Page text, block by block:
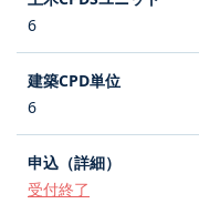
6
6
受付終了